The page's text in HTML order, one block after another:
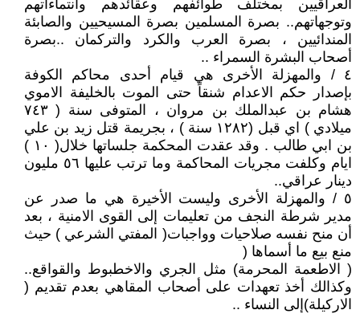
العراقيين بمختلف طوائفهم وعقائدهم وانتماءاتهم
وتوجهاتهم.. بصرة المسلمين بصرة المسيحيين والصابئة
المندائيين ، بصرة العرب والكرد والتركمان ..بصرة
أصحاب البشرة السمراء ..
٤ / والمهزلة الأخرى هي قيام أحدى محاكم الكوفة
بإصدار حكم الاعدام شنقاً حتى الموت بالخليفة الاموي
هشام بن عبدالملك بن مروان ، المتوفى سنة ( ٧٤٣
ميلادي ) اي قبل (١٢٨٢ سنة ) ، بجريمة قتل زيد بن علي
بن ابي طالب . وقد عقدت المحكمة جلساتها خلال( ١٠ )
ايام وكلفت مجريات المحاكمة وما ترتب عليها ٥٦ مليون
دينار عراقي..
٥ / والمهزلة الأخرى وليست الأخيرة هي ما صدر عن
مدير شرطة النجف من تعليمات إلى القوى الامنية ، بعد
أن منح نفسه صلاحيات وواجبات( المفتي الشرعي ) حيث
منع بيع ما أسماها (
( الاطعمة المحرمة) مثل الجري والاخطبوط والقواقع..
وكذالك أخذ تعهدات على أصحاب المقاهي بعدم تقديم (
الاركيلة)إلى النساء ..